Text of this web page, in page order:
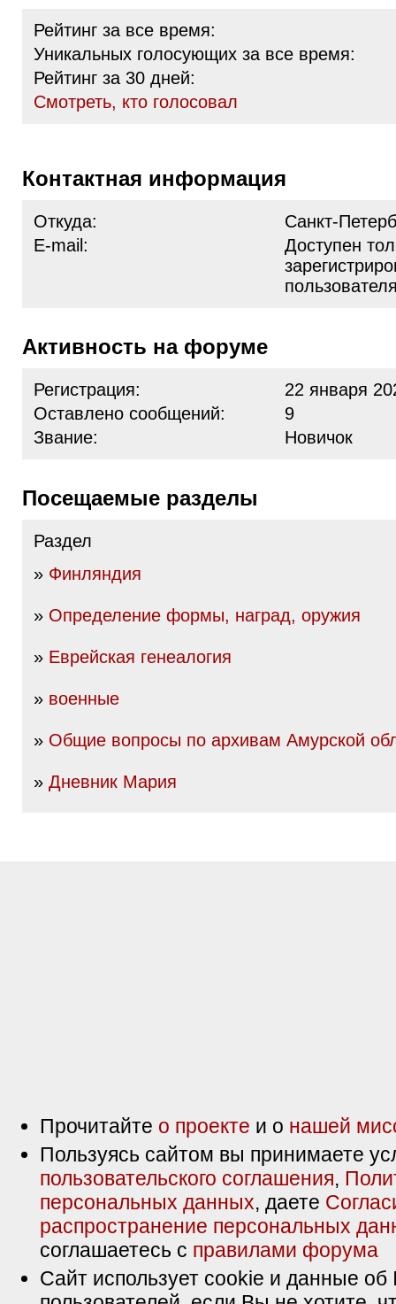
Рейтинг за все время:
Уникальных голосующих за все время:
Рейтинг за 30 дней:
Cмотреть, кто голосовал
Контактная информация
Откуда:
Санкт-
E-mail:
Доступен
Активность на форуме
Регистрация:
22 января
Оставлено сообщений:
9
Звание:
Новичок
Посещаемые разделы
Раздел
» Финляндия
» Определение формы, наград, оружия
» Еврейская генеалогия
» военные
» Общие вопросы по архивам Амурской
» Дневник Мария
Прочитайте о проекте и о нашей
Пользуясь сайтом вы принимаете
пользовательского соглашения,
персональных данных, даете
распространение персональных
соглашаетесь с правилами форума
Сайт использует cookie и данные об